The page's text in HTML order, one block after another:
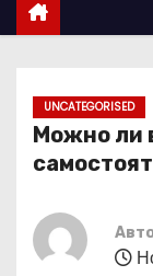
UNCATEGORISED
Можно ли